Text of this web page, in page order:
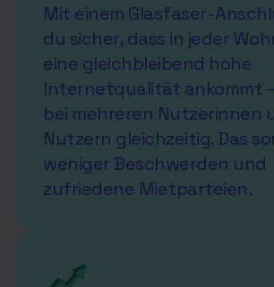
Mit einem Glasfaser-
du sicher, dass in jeder
eine gleichbleibend hohe
Internetqualität ankommt
bei mehreren Nutzerinnen
Nutzern gleichzeitig. Das
weniger Beschwerden und
zufriedene Mietparteien.